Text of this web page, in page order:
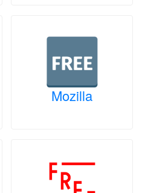
Mozilla